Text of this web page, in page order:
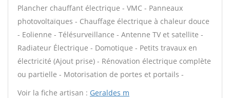
Plancher chauffant électrique - VMC - Panneaux
photovoltaïques - Chauffage électrique à chaleur douce
- Eolienne - Télésurveillance - Antenne TV et satellite -
Radiateur Électrique - Domotique - Petits travaux en
électricité (Ajout prise) - Rénovation électrique complète
ou partielle - Motorisation de portes et portails -
Voir la fiche artisan : Geraldes m